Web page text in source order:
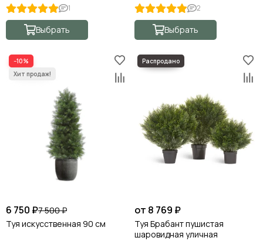
1
Выбрать
2
Выбрать
−10%
6 750 ₽7 500 ₽
Туя искусственная 90 см
от 8 769 ₽
Туя Брабант пушистая
шаровидная уличная